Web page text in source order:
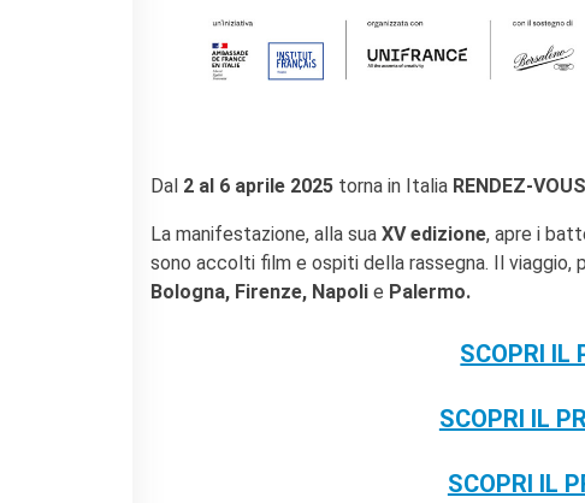
Dialoghi del Farnese
mondo di domani
La Notte delle Idee
Operazioni artistiche
PERCHÉ IMPARARE IL
FRANCESE
Dal 2 al 6 aprile 2025 torna in Italia RENDEZ-VOUS
La manifestazione, alla sua XV edizione, apre i
sono accolti film e ospiti della rassegna. Il viaggio,
Bologna, Firenze, Napoli e Palermo.
SCOPRI IL
SCOPRI IL
SCOPRI IL